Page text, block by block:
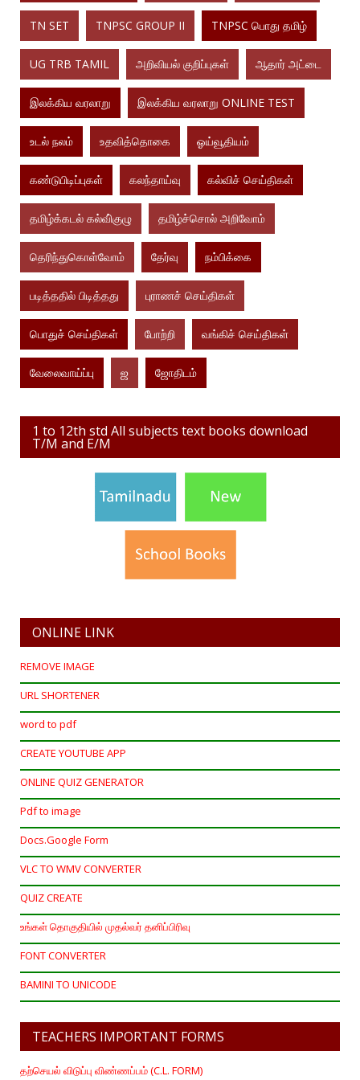
TN SET TNPSC GROUP II TNPSC பொது தமிழ்
UG TRB TAMIL அறிவியல் குறிப்புகள் ஆதார் அட்டை
இலக்கிய வரலாறு இலக்கிய வரலாறு ONLINE TEST
உடல் நலம் உதவித்தொகை ஓய்வூதியம்
கண்டுபிடிப்புகள் கலந்தாய்வு கல்விச் செய்திகள்
தமிழ்க்கடல் கல்வி்குழு தமிழ்ச்சொல் அறிவோம்
தெரிந்துகொள்வோம் தேர்வு நம்பிக்கை
படித்ததில் பிடித்தது புராணச் செய்திகள்
பொதுச் செய்திகள் போற்றி வங்கிச் செய்திகள்
வேலைவாய்ப்பு ஜ ஜோதிடம்
1 to 12th std All subjects text books download
T/M and E/M
ONLINE LINK
REMOVE IMAGE
URL SHORTENER
word to pdf
CREATE YOUTUBE APP
ONLINE QUIZ GENERATOR
Pdf to image
Docs.Google Form
VLC TO WMV CONVERTER
QUIZ CREATE
உங்கள் தொகுதியில் முதல்வர் தனிப்பிரிவு
FONT CONVERTER
BAMINI TO UNICODE
TEACHERS IMPORTANT FORMS
தற்செயல் விடுப்பு விண்ணப்பம் (C.L. FORM)